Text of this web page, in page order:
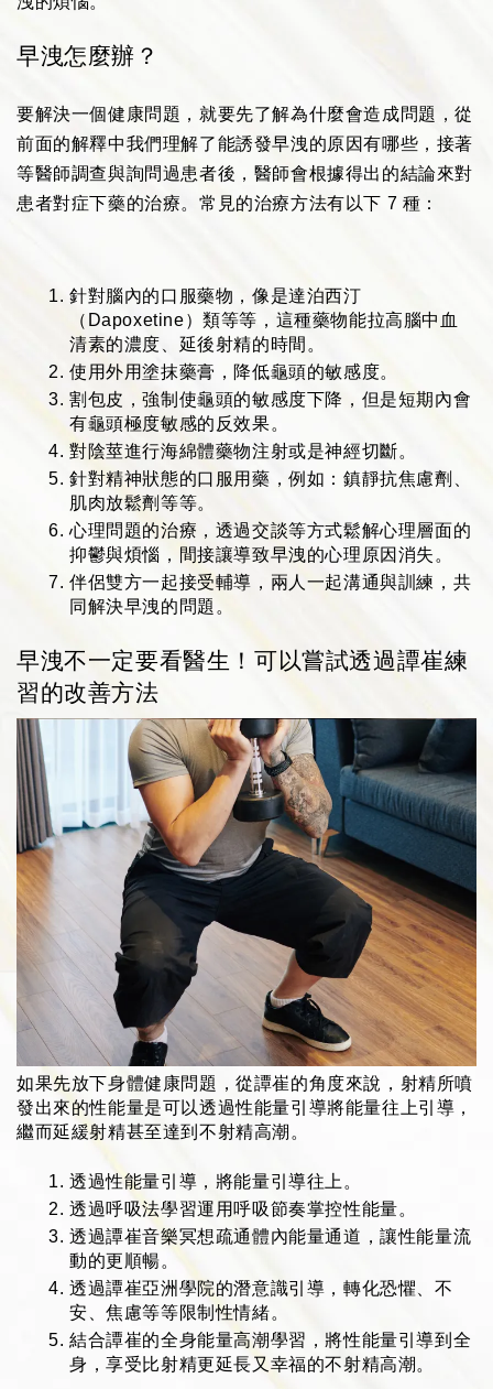
早洩怎麼辦？
要解決一個健康問題，就要先了解為什麼會造成問題，從
前面的解釋中我們理解了能誘發早洩的原因有哪些，接著
等醫師調查與詢問過患者後，醫師會根據得出的結論來對
患者對症下藥的治療。常見的治療方法有以下 7 種：
針對腦內的口服藥物，像是達泊西汀
（Dapoxetine）類等等，這種藥物能拉高腦中血
清素的濃度、延後射精的時間。
使用外用塗抹藥膏，降低龜頭的敏感度。
割包皮，強制使龜頭的敏感度下降，但是短期內會
有龜頭極度敏感的反效果。
對陰莖進行海綿體藥物注射或是神經切斷。
針對精神狀態的口服用藥，例如：鎮靜抗焦慮劑、
肌肉放鬆劑等等。
心理問題的治療，透過交談等方式鬆解心理層面的
抑鬱與煩惱，間接讓導致早洩的心理原因消失。
伴侶雙方一起接受輔導，兩人一起溝通與訓練，共
同解決早洩的問題。
早洩不一定要看醫生！可以嘗試透過譚崔練
習的改善方法
如果先放下身體健康問題，從譚崔的角度來說，射精所噴
發出來的性能量是可以透過性能量引導將能量往上引導，
繼而延緩射精甚至達到不射精高潮。
透過性能量引導，將能量引導往上。
透過呼吸法學習運用呼吸節奏掌控性能量。
透過譚崔音樂冥想疏通體內能量通道，讓性能量流
動的更順暢。
透過譚崔亞洲學院的潛意識引導，轉化恐懼、不
安、焦慮等等限制性情緒。
結合譚崔的全身能量高潮學習，將性能量引導到全
身，享受比射精更延長又幸福的不射精高潮。